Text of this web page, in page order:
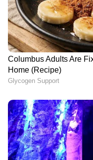
Related Articles
ആശമാരെ ഇടതുപക്ഷം